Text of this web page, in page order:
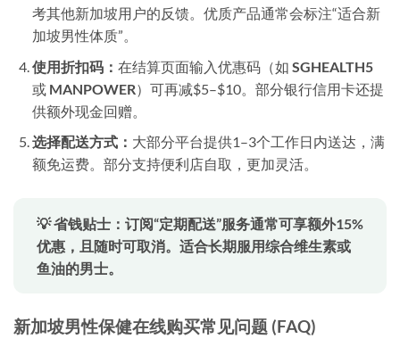
考其他新加坡用户的反馈。优质产品通常会标注“适合新
加坡男性体质”。
使用折扣码： 在结算页面输入优惠码（如 SGHEALTH5
或 MANPOWER）可再减$5–$10。部分银行信用卡还提
供额外现金回赠。
选择配送方式： 大部分平台提供1–3个工作日内送达，满
额免运费。部分支持便利店自取，更加灵活。
💡 省钱贴士：订阅“定期配送”服务通常可享额外15%
优惠，且随时可取消。适合长期服用综合维生素或
鱼油的男士。
新加坡男性保健在线购买常见问题 (FAQ)